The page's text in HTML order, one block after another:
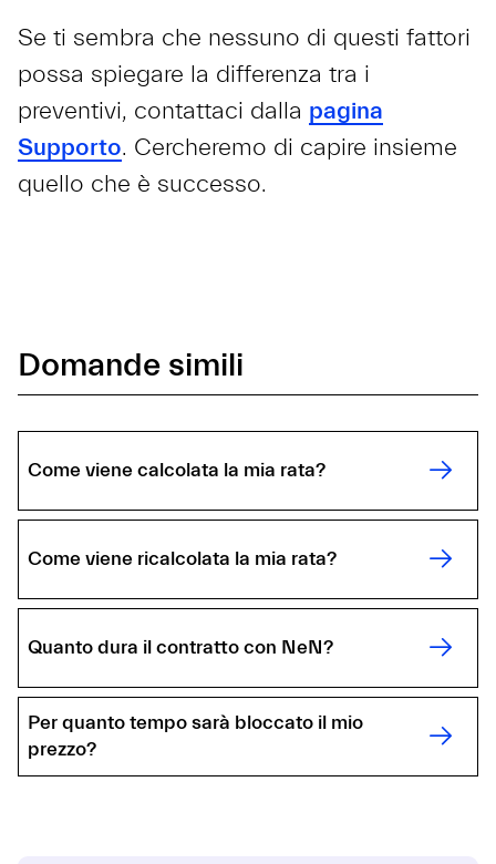
Se ti sembra che nessuno di questi fattori
possa spiegare la differenza tra i
preventivi, contattaci dalla pagina
Supporto. Cercheremo di capire insieme
quello che è successo.
Domande simili
Come viene calcolata la mia rata?
Come viene ricalcolata la mia rata?
Quanto dura il contratto con NeN?
Per quanto tempo sarà bloccato il mio
prezzo?